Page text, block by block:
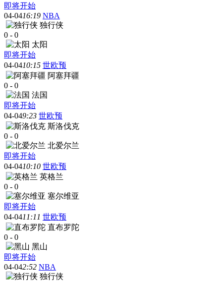
即将开始
04-0416:19 NBA
独行侠
0 - 0
太阳
即将开始
04-0410:15 世欧预
阿塞拜疆
0 - 0
法国
即将开始
04-049:23 世欧预
斯洛伐克
0 - 0
北爱尔兰
即将开始
04-0410:10 世欧预
英格兰
0 - 0
塞尔维亚
即将开始
04-0411:11 世欧预
直布罗陀
0 - 0
黑山
即将开始
04-042:52 NBA
独行侠